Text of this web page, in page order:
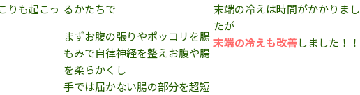
りも起こっ るかたちで
まずお腹の張りやポッコリを腸
もみで自律神経を整えお腹や腸
を柔らかくし
手では届かない腸の部分を超短
末端の冷えは時間がかかりまし
たが
末端の冷えも改善しました！！